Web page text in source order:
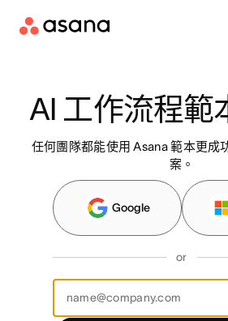
AI 工作流程範
任何團隊都能使用 Asana 範本更成
案。
Google
or